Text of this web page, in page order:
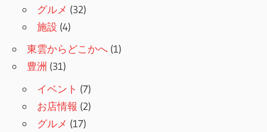
グルメ (32)
施設 (4)
東雲からどこかへ (1)
豊洲 (31)
イベント (7)
お店情報 (2)
グルメ (17)